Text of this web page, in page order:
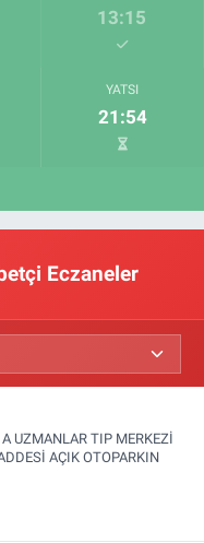
13:15
YATSI
21:54
Eczaneler
UZMANLAR TIP MERKEZİ
AÇIK OTOPARKIN